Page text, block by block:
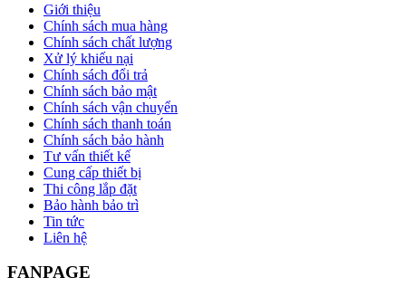
Giới thiệu
Chính sách mua hàng
Chính sách chất lượng
Xử lý khiếu nại
Chính sách đổi trả
Chính sách bảo mật
Chính sách vận chuyển
Chính sách thanh toán
Chính sách bảo hành
Tư vấn thiết kế
Cung cấp thiết bị
Thi công lắp đặt
Bảo hành bảo trì
Tin tức
Liên hệ
FANPAGE